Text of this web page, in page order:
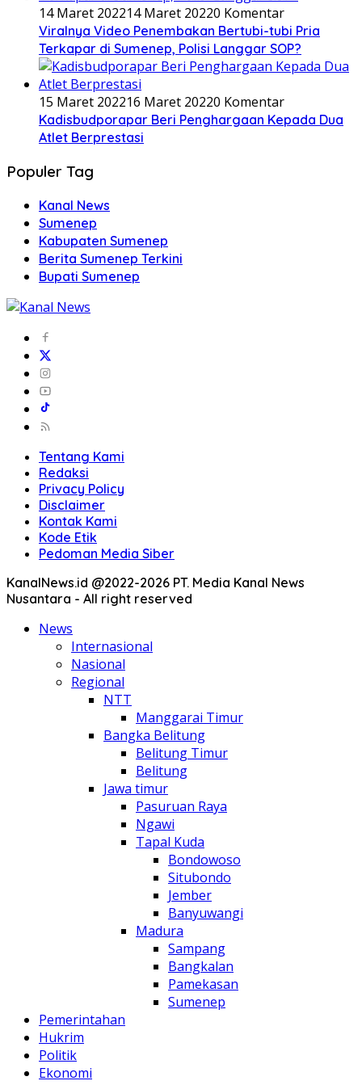
14 Maret 202214 Maret 20220 Komentar
Viralnya Video Penembakan Bertubi-tubi Pria
Terkapar di Sumenep, Polisi Langgar SOP?
15 Maret 202216 Maret 20220 Komentar
Kadisbudporapar Beri Penghargaan Kepada Dua
Atlet Berprestasi
Populer Tag
Kanal News
Sumenep
Kabupaten Sumenep
Berita Sumenep Terkini
Bupati Sumenep
Tentang Kami
Redaksi
Privacy Policy
Disclaimer
Kontak Kami
Kode Etik
Pedoman Media Siber
KanalNews.id @2022-2026 PT. Media Kanal News
Nusantara - All right reserved
News
Internasional
Nasional
Regional
NTT
Manggarai Timur
Bangka Belitung
Belitung Timur
Belitung
Jawa timur
Pasuruan Raya
Ngawi
Tapal Kuda
Bondowoso
Situbondo
Jember
Banyuwangi
Madura
Sampang
Bangkalan
Pamekasan
Sumenep
Pemerintahan
Hukrim
Politik
Ekonomi